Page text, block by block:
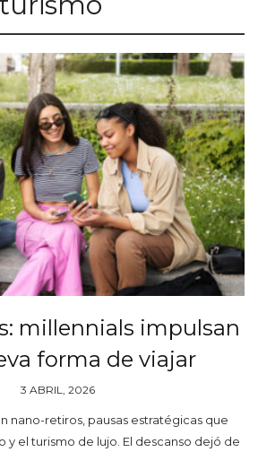
millennials impulsan
forma de viajar
3 ABRIL, 2026
nano-retiros, pausas estratégicas que
y el turismo de lujo. El descanso dejó de